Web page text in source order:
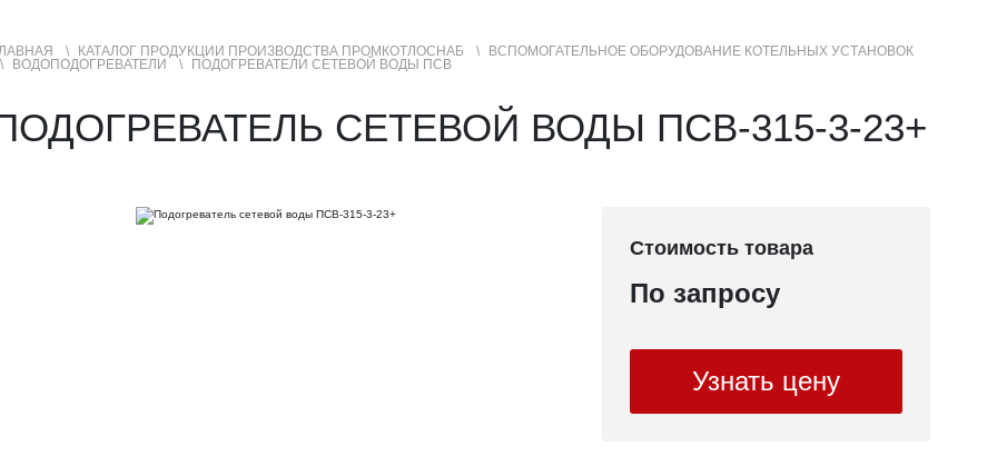
КАТАЛОГ ПРОДУКЦИИ ПРОИЗВОДСТВА ПРОМКОТЛОСНАБ
ВСПОМОГАТЕЛЬНОЕ ОБОРУДОВАНИЕ КОТЕЛЬНЫХ УСТАНОВОК
ВОДОПОДОГРЕВАТЕЛИ
ПОДОГРЕВАТЕЛИ СЕТЕВОЙ ВОДЫ ПСВ
СЕТЕВОЙ ВОДЫ ПСВ-315-3-23+
Стоимость товара
По запросу
Узнать цену